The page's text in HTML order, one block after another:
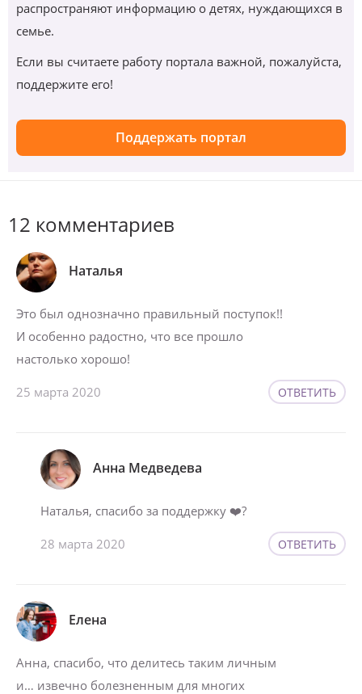
распространяют информацию о детях, нуждающихся в
семье.
Если вы считаете работу портала важной, пожалуйста,
поддержите его!
Поддержать портал
12 комментариев
Наталья
Это был однозначно правильный поступок!!
И особенно радостно, что все прошло
настолько хорошо!
25 марта 2020 ОТВЕТИТЬ
Анна Медведева
Наталья, спасибо за поддержку ❤️?
28 марта 2020 ОТВЕТИТЬ
Елена
Анна, спасибо, что делитесь таким личным
и… извечно болезненным для многих